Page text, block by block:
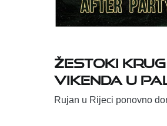
Žestoki krug
vikenda u
Rujan u Rijeci ponovno